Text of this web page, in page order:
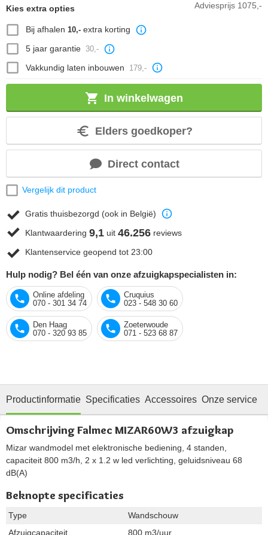
Adviesprijs 1075,-
Kies extra opties
Bij afhalen 10,-extra korting
5 jaar garantie
30,-
Vakkundig laten inbouwen 179,-
In winkelwagen
Elders goedkoper?
Direct contact
Vergelijk dit product
Gratis thuisbezorgd (ook in België)
Klantwaardering 9,1 uit 46.256 reviews
Klantenservice geopend tot 23:00
Hulp nodig? Bel één van onze afzuigkapspecialisten in:
Online afdeling
070 - 301 34 74
Cruquius
023 - 548 30 60
Den Haag
070 - 320 93 85
Zoeterwoude
071 - 523 68 87
Productinformatie Specificaties Accessoires Onze service
Omschrijving Falmec MIZAR60W3 afzuigkap
Mizar wandmodel met elektronische bediening, 4 standen,
capaciteit 800 m3/h, 2 x 1.2 w led verlichting, geluidsniveau 68
dB(A)
Beknopte specificaties
Type
Wandschouw
Afzuigcapaciteit
800 m3/uur